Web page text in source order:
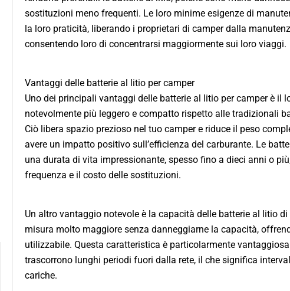
sostituzioni meno frequenti. Le loro minime esigenze di
la loro praticità, liberando i proprietari di camper dalla
consentendo loro di concentrarsi maggiormente sui loro viaggi.
Vantaggi delle batterie al litio per camper
Uno dei principali vantaggi delle batterie al litio per camper è il
notevolmente più leggero e compatto rispetto alle tradizionali
Ciò libera spazio prezioso nel tuo camper e riduce il peso
avere un impatto positivo sull’efficienza del carburante. Le
una durata di vita impressionante, spesso fino a dieci anni o
frequenza e il costo delle sostituzioni.
Un altro vantaggio notevole è la capacità delle batterie al litio di
misura molto maggiore senza danneggiarne la capacità,
utilizzabile. Questa caratteristica è particolarmente
trascorrono lunghi periodi fuori dalla rete, il che significa
cariche.